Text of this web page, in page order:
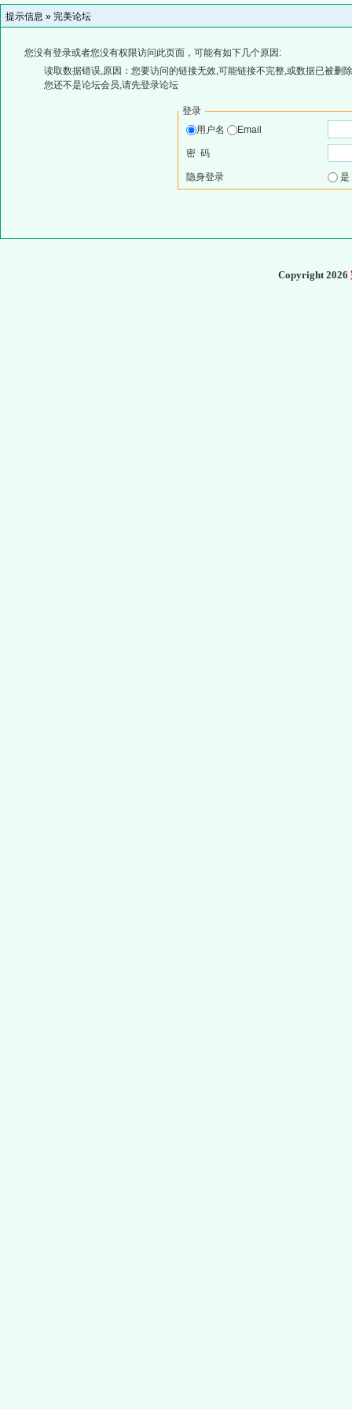
提示信息 » 完美论坛
您没有登录或者您没有权限访问此页面，可能有如下几个原因:
读取数据错误,原因：您要访问的链接无效,可能链接不完整,或数据已被删
您还不是论坛会员,请先登录论坛
登录
用户名
Email
密 码
隐身登录
Copyright 2026